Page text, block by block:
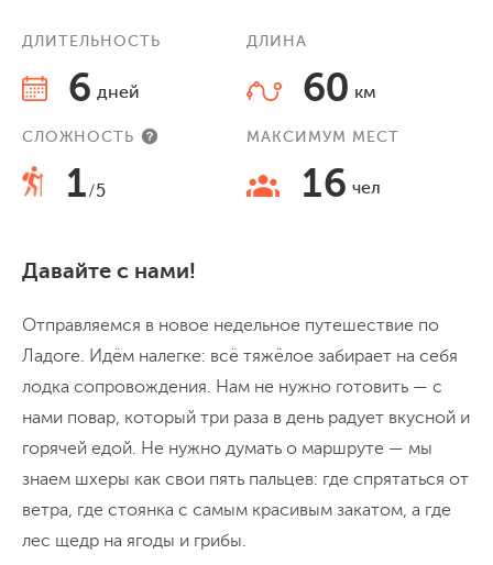
ДЛИТЕЛЬНОСТЬ
6 дней
ДЛИНА
60 км
СЛОЖНОСТЬ
1/5
МАКСИМУМ МЕСТ
16 чел
Давайте с нами!
Отправляемся в новое недельное путешествие по
Ладоге. Идём налегке: всё тяжёлое забирает на себя
лодка сопровождения. Нам не нужно готовить — с
нами повар, который три раза в день радует вкусной и
горячей едой. Не нужно думать о маршруте — мы
знаем шхеры как свои пять пальцев: где спрятаться от
ветра, где стоянка с самым красивым закатом, а где
лес щедр на ягоды и грибы.